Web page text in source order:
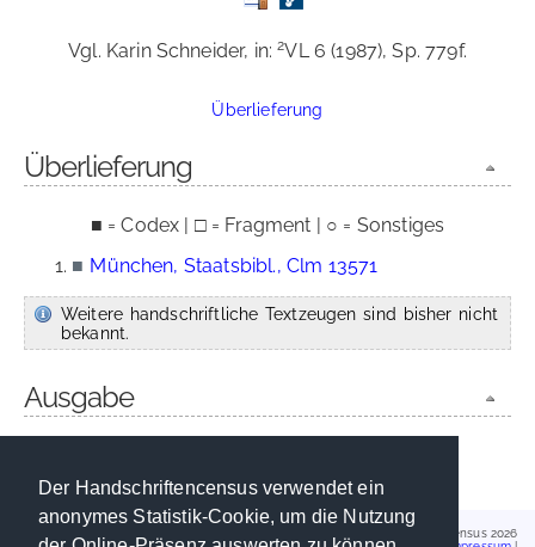
Der Handschriftencensus verwendet ein
anonymes Statistik-Cookie, um die Nutzung
Vgl. Karin Schneider, in:2VL 6 (1987), Sp. 779f.
Überlieferung
Überlieferung
■ = Codex | □ = Fragment | ○ = Sonstiges
■ München, Staatsbibl., Clm 13571
Weitere handschriftliche Textzeugen sind bisher nicht
bekannt.
Ausgabe
Handschriftencensus 2026